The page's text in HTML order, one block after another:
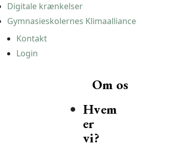
Digitale krænkelser
Gymnasieskolernes Klimaalliance
Kontakt
Login
Om os
Hvem
er
vi?